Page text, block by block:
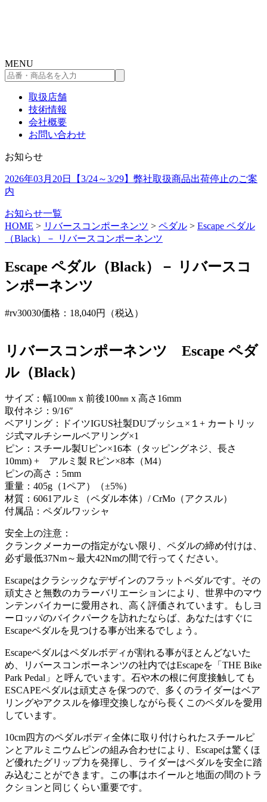
ツ
へ
MENU
品
力
し
て
索
取扱店舗
技術情報
会社概要
お問い合わせ
お知らせ
2026年03月20日
【3/24～3/29】弊社取扱商品出荷停止のご案
内
お知らせ一覧
HOME > リバースコンポーネンツ > ペダル > Escape ペダル
（Black）－ リバースコンポーネンツ
Escape ペダル（Black）－ リバースコ
ンポーネンツ
#rv30030価格：18,040円（税込）
リバースコンポーネンツ Escape ペダ
ル（Black）
サイズ：幅100㎜ x 前後100㎜ x 高さ16mm
取付ネジ：9/16″
ベアリング：ドイツIGUS社製DUブッシュ×１+ カートリッ
ジ式マルチシールベアリング×1
ピン：スチール製Uピン×16本（タッピングネジ、長さ
10mm) + アルミ製 Rピン×8本（M4）
ピンの高さ：5mm
重量：405g（1ペア）（±5%）
材質：6061アルミ（ペダル本体）/ CrMo（アクスル）
付属品：ペダルワッシャ
安全上の注意：
クランクメーカーの指定がない限り、ペダルの締め付けは、
必ず最低37Nm～最大42Nmの間で行ってください。
Escapeはクラシックなデザインのフラットペダルです。その
頑丈さと無数のカラーバリエーションにより、世界中のマウ
ンテンバイカーに愛用され、高く評価されています。もしヨ
ーロッパのバイクパークを訪れたならば、あなたはすぐに
Escapeペダルを見つける事が出来るでしょう。
Escapeペダルはペダルボディが割れる事がほとんどないた
め、リバースコンポーネンツの社内ではEscapeを「THE Bike
Park Pedal」と呼んでいます。石や木の根に何度接触しても
ESCAPEペダルは頑丈さを保つので、多くのライダーはベア
リングやアクスルを修理交換しながら長くこのペダルを愛用
しています。
10cm四方のペダルボディ全体に取り付けられたスチールピ
ンとアルミニウムピンの組み合わせにより、Escapeは驚くほ
ど優れたグリップ力を発揮し、ライダーはペダルを安全に踏
み込むことができます。この事はホイールと地面の間のトラ
クションと同じくらい重要です。